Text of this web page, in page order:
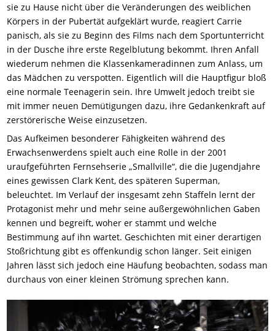
sie zu Hause nicht über die Veränderungen des weiblichen
Körpers in der Pubertät aufgeklärt wurde, reagiert Carrie
panisch, als sie zu Beginn des Films nach dem Sportunterricht
in der Dusche ihre erste Regelblutung bekommt. Ihren Anfall
wiederum nehmen die Klassenkameradinnen zum Anlass, um
das Mädchen zu verspotten. Eigentlich will die Hauptfigur bloß
eine normale Teenagerin sein. Ihre Umwelt jedoch treibt sie
mit immer neuen Demütigungen dazu, ihre Gedankenkraft auf
zerstörerische Weise einzusetzen.
Das Aufkeimen besonderer Fähigkeiten während des
Erwachsenwerdens spielt auch eine Rolle in der 2001
uraufgeführten Fernsehserie „Smallville“, die die Jugendjahre
eines gewissen Clark Kent, des späteren Superman,
beleuchtet. Im Verlauf der insgesamt zehn Staffeln lernt der
Protagonist mehr und mehr seine außergewöhnlichen Gaben
kennen und begreift, woher er stammt und welche
Bestimmung auf ihn wartet. Geschichten mit einer derartigen
Stoßrichtung gibt es offenkundig schon länger. Seit einigen
Jahren lässt sich jedoch eine Häufung beobachten, sodass man
durchaus von einer kleinen Strömung sprechen kann.